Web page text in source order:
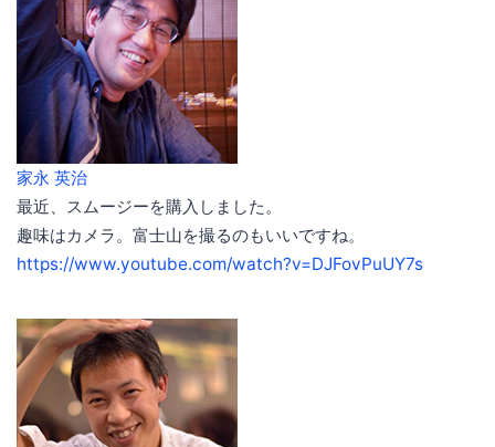
家永 英治
最近、スムージーを購入しました。
趣味はカメラ。富士山を撮るのもいいですね。
https://www.youtube.com/watch?v=DJFovPuUY7s